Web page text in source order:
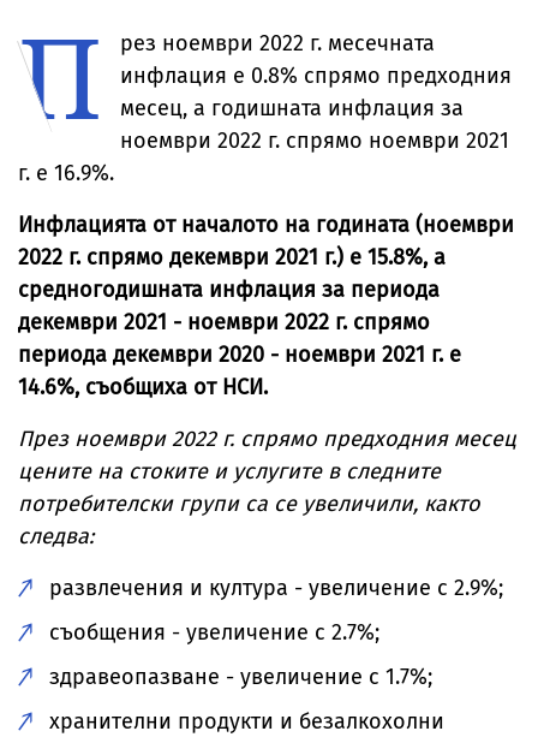
Александър
Георгиев
специално за
Vesti.bg
П
рез ноември 2022 г. месечната
инфлация е 0.8% спрямо предходния
месец, а годишната инфлация за
ноември 2022 г. спрямо ноември 2021
г. е 16.9%.
Инфлацията от началото на годината (ноември
2022 г. спрямо декември 2021 г.) е 15.8%, а
средногодишната инфлация за периода
декември 2021 - ноември 2022 г. спрямо
периода декември 2020 - ноември 2021 г. е
14.6%, съобщиха от НСИ.
През ноември 2022 г. спрямо предходния месец
цените на стоките и услугите в следните
потребителски групи са се увеличили, както
следва:
развлечения и култура - увеличение с 2.9%;
съобщения - увеличение с 2.7%;
здравеопазване - увеличение с 1.7%;
хранителни продукти и безалкохолни